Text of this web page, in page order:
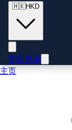
🇭🇰HKD
立即咨询
主页